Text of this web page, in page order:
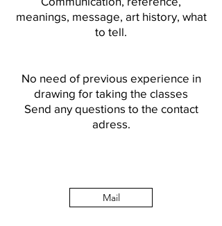
meanings, message, art history, what
to tell.
No need of previous experience in
drawing for taking the classes
Send any questions to the contact
adress.
Mail